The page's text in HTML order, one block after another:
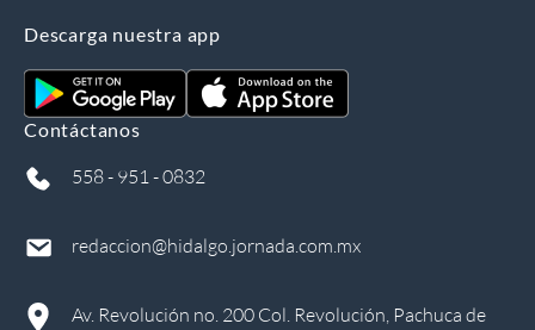
Descarga nuestra app
Contáctanos
558 - 951 - 0832
redaccion@hidalgo.jornada.com.mx
Av. Revolución no. 200 Col. Revolución, Pachuca de